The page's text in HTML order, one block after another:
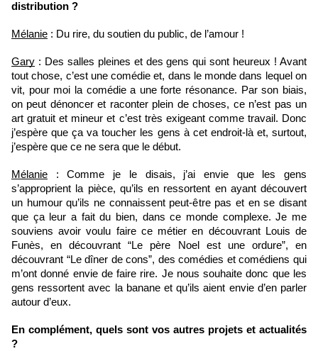
distribution ?
Mélanie : Du rire, du soutien du public, de l’amour !
Gary : Des salles pleines et des gens qui sont heureux ! Avant
tout chose, c’est une comédie et, dans le monde dans lequel on
vit, pour moi la comédie a une forte résonance. Par son biais,
on peut dénoncer et raconter plein de choses, ce n’est pas un
art gratuit et mineur et c’est très exigeant comme travail. Donc
j’espère que ça va toucher les gens à cet endroit-là et, surtout,
j’espère que ce ne sera que le début.
Mélanie : Comme je le disais, j’ai envie que les gens
s’approprient la pièce, qu’ils en ressortent en ayant découvert
un humour qu’ils ne connaissent peut-être pas et en se disant
que ça leur a fait du bien, dans ce monde complexe. Je me
souviens avoir voulu faire ce métier en découvrant Louis de
Funès, en découvrant “Le père Noel est une ordure”, en
découvrant “Le dîner de cons”, des comédies et comédiens qui
m’ont donné envie de faire rire. Je nous souhaite donc que les
gens ressortent avec la banane et qu’ils aient envie d’en parler
autour d’eux.
En complément, quels sont vos autres projets et actualités
?